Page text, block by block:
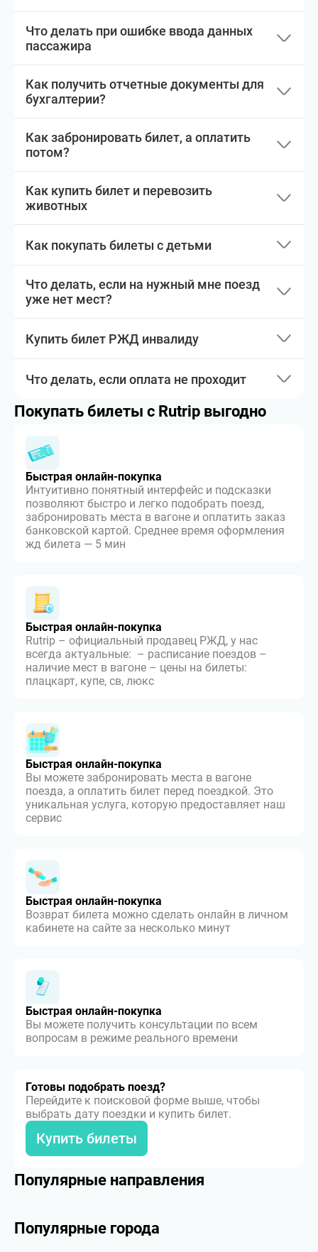
Что делать при ошибке ввода данных
пассажира
Как получить отчетные документы для
бухгалтерии?
Как забронировать билет, а оплатить
потом?
Как купить билет и перевозить
животных
Как покупать билеты с детьми
Что делать, если на нужный мне поезд
уже нет мест?
Купить билет РЖД инвалиду
Что делать, если оплата не проходит
Покупать билеты с Rutrip выгодно
Быстрая онлайн-покупка
Интуитивно понятный интерфейс и подсказки
позволяют быстро и легко подобрать поезд,
забронировать места в вагоне и оплатить заказ
банковской картой. Среднее время оформления
жд билета — 5 мин
Быстрая онлайн-покупка
Rutrip – официальный продавец РЖД, у нас
всегда актуальные: – расписание поездов –
наличие мест в вагоне – цены на билеты:
плацкарт, купе, св, люкс
Быстрая онлайн-покупка
Вы можете забронировать места в вагоне
поезда, а оплатить билет перед поездкой. Это
уникальная услуга, которую предоставляет наш
сервис
Быстрая онлайн-покупка
Возврат билета можно сделать онлайн в личном
кабинете на сайте за несколько минут
Быстрая онлайн-покупка
Вы можете получить консультации по всем
вопросам в режиме реального времени
Готовы подобрать поезд?
Перейдите к поисковой форме выше, чтобы
выбрать дату поездки и купить билет.
Купить билеты
Популярные направления
Популярные города